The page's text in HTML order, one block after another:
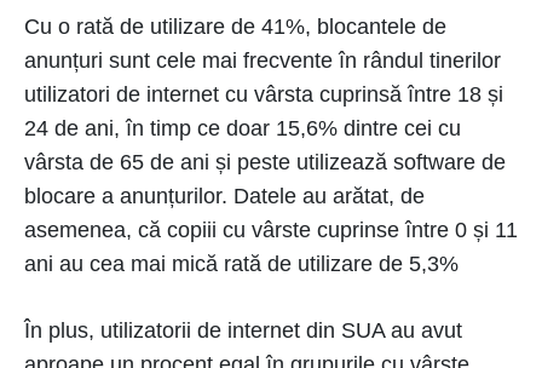
Cu o rată de utilizare de 41%, blocantele de
anunțuri sunt cele mai frecvente în rândul tinerilor
utilizatori de internet cu vârsta cuprinsă între 18 și
24 de ani, în timp ce doar 15,6% dintre cei cu
vârsta de 65 de ani și peste utilizează software de
blocare a anunțurilor. Datele au arătat, de
asemenea, că copiii cu vârste cuprinse între 0 și 11
ani au cea mai mică rată de utilizare de 5,3%
În plus, utilizatorii de internet din SUA au avut